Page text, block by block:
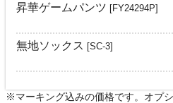
昇華ゲームパンツ [FY24294P]
無地ソックス [SC-3]
※マーキング込みの価格です。オプ